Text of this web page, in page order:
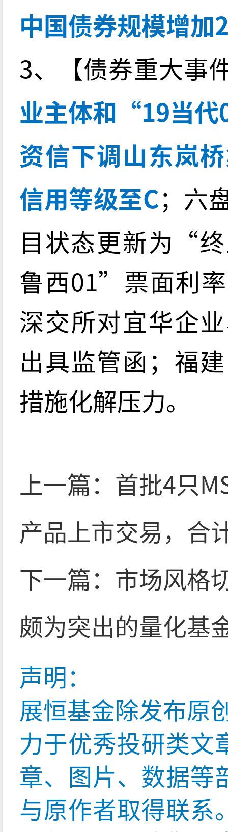
中国债券规模增
3、【债券重大事
业主体和“19当
资信下调山东岚
信用等级至C；六
目状态更新为“
鲁西01”票面利
深交所对宜华企
出具监管函；福
措施化解压力。
上一篇： 首批4只
产品上市交易，合
下一篇： 市场风格
颇为突出的量化基
声明：
展恒基金除发布原
力于优秀投研类文
章、图片、数据等
与原作者取得联系